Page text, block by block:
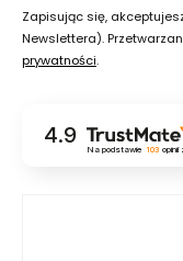
Zapisując się,
Newslettera).
prywatności.
4.9
Na podstawie 103 opinii